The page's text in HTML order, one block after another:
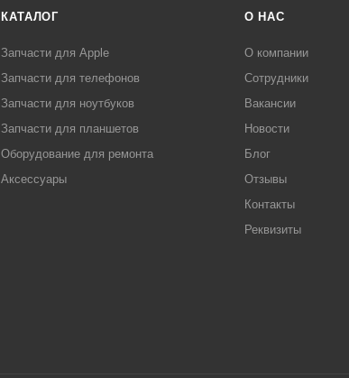
КАТАЛОГ
Запчасти для Apple
Запчасти для телефонов
Запчасти для ноутбуков
Запчасти для планшетов
Оборудование для ремонта
Аксессуары
О НАС
О компании
Сотрудники
Вакансии
Новости
Блог
Отзывы
Контакты
Реквизиты